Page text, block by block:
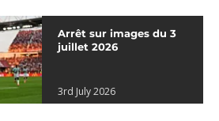
Arrêt sur images du 3
juillet 2026
3rd July 2026